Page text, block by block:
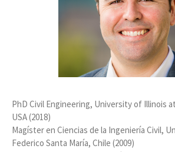
PhD Civil Engineering, University of Illinois
USA (2018)
Magíster en Ciencias de la Ingeniería Civil,
Federico Santa María, Chile (2009)